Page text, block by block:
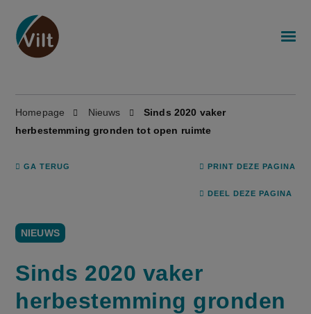
Homepage Nieuws
Sinds 2020 vaker
herbestemming gronden tot open ruimte
GA TERUG PRINT DEZE PAGINA
DEEL DEZE PAGINA
NIEUWS
Sinds 2020 vaker
herbestemming gronden